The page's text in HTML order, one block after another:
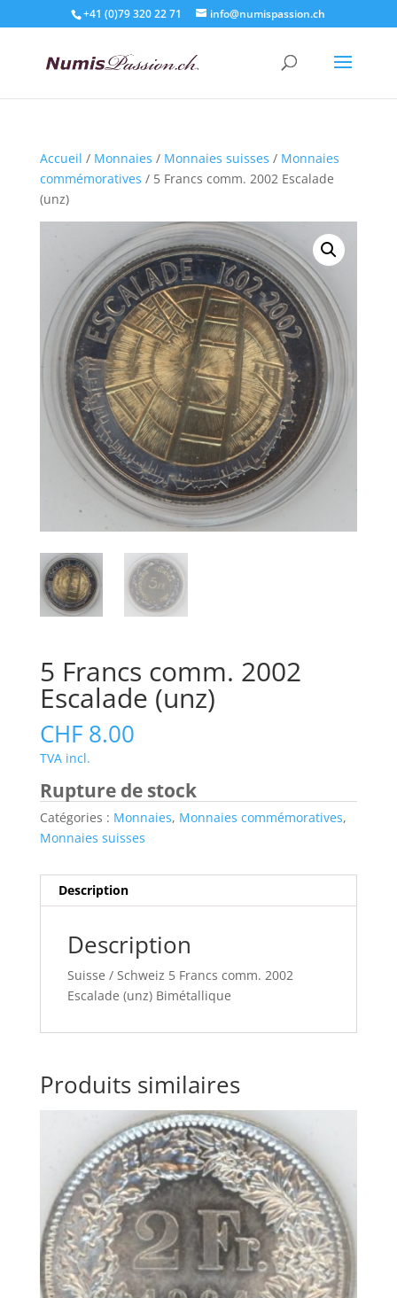
+41 (0)79 320 22 71 info@numispassion.ch
Accueil / Monnaies / Monnaies suisses / Monnaies
commémoratives / 5 Francs comm. 2002 Escalade
(unz)
5 Francs comm. 2002
Escalade (unz)
CHF8.00
TVA incl.
Rupture de stock
Catégories : Monnaies, Monnaies commémoratives,
Monnaies suisses
Description
Description
Suisse / Schweiz 5 Francs comm. 2002
Escalade (unz) Bimétallique
Produits similaires